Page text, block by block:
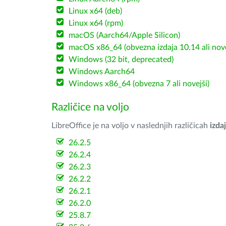
Linux x64 (deb)
Linux x64 (rpm)
macOS (Aarch64/Apple Silicon)
macOS x86_64 (obvezna izdaja 10.14 ali
Windows (32 bit, deprecated)
Windows Aarch64
Windows x86_64 (obvezna 7 ali novejši)
Različice na voljo
LibreOffice je na voljo v naslednjih različicah izdaj
26.2.5
26.2.4
26.2.3
26.2.2
26.2.1
26.2.0
25.8.7